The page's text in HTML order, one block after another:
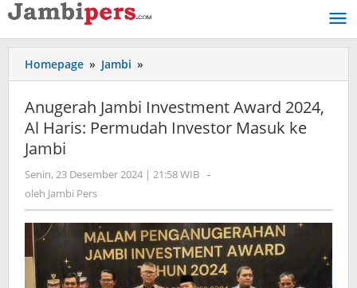
Lewati
ke
konten
Homepage » Jambi »
Jambi
Award
2024,
Permudah
Masuk
ke
Jambi
Anugerah Jambi Investment Award 2024,
Al Haris: Permudah Investor Masuk ke
Jambi
Senin, 23 Desember 2024 | 21:58 WIB oleh
-
oleh Jambi Pers